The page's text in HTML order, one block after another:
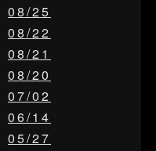
08/25
08/22
08/21
08/20
07/02
06/14
05/27